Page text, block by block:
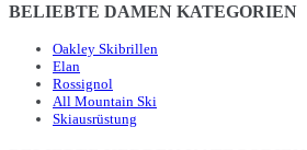
BELIEBTE DAMEN KATEGORIEN
Oakley Skibrillen
Elan
Rossignol
All Mountain Ski
Skiausrüstung